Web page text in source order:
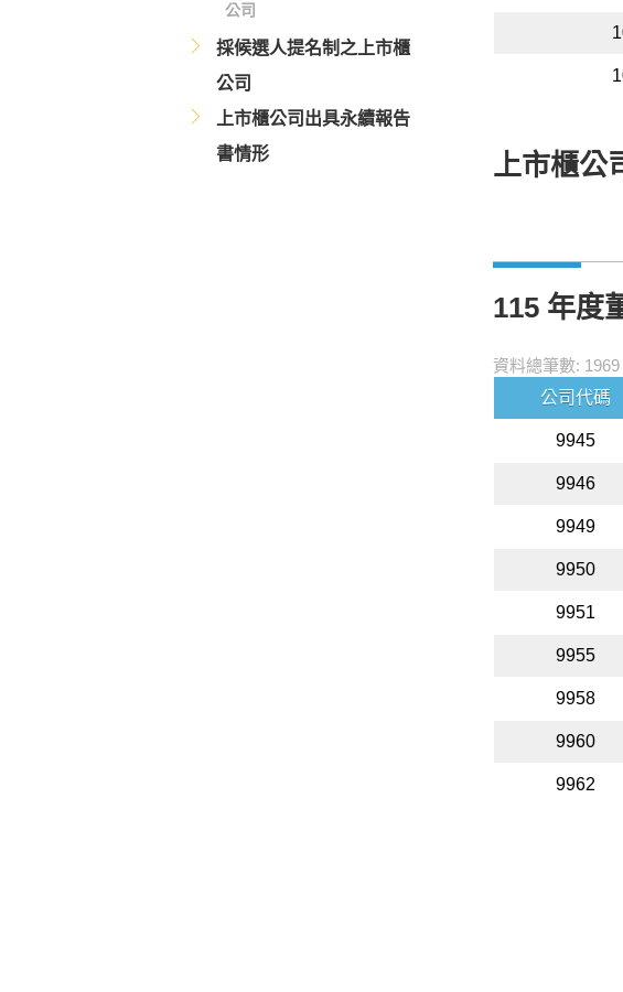
公司
採候選人提名制之上市櫃
公司
上市櫃公司出具永續報告
書情形
上市櫃公
115 年度
資料總筆數: 1969
公司代碼
9945
9946
9949
9950
9951
9955
9958
9960
9962